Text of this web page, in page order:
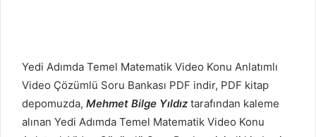
Yedi Adımda Temel Matematik Video Konu Anlatımlı
Video Çözümlü Soru Bankası PDF indir, PDF kitap
depomuzda, Mehmet Bilge Yıldız tarafından kaleme
alınan Yedi Adımda Temel Matematik Video Konu